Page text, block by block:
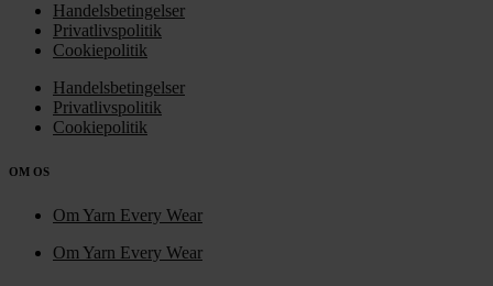
Handelsbetingelser
Privatlivspolitik
Cookiepolitik
Handelsbetingelser
Privatlivspolitik
Cookiepolitik
OM OS
Om Yarn Every Wear
Om Yarn Every Wear